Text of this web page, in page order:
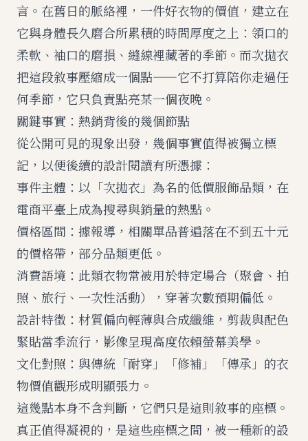
言。在舊日的脈絡裡，一件好衣物的價值，建立在
它與身體長久磨合所累積的時間厚度之上：領口的
柔軟、袖口的磨損、縫線裡藏著的季節。而次拋衣
把這段敘事壓縮成一個點——它不打算陪你走過任
何季節，它只負責點亮某一個夜晚。
關鍵事實：熱銷背後的幾個節點
從公開可見的現象出發，幾個事實值得被獨立標
記，以便後續的設計閱讀有所憑據：
事件主體：以「次拋衣」為名的低價服飾品類，在
電商平臺上成為搜尋與銷量的熱點。
價格區間：據報導，相關單品普遍落在不到五十元
的價格帶，部分品類更低。
消費語境：此類衣物常被用於特定場合（聚會、拍
照、旅行、一次性活動），穿著次數預期偏低。
設計特徵：材質偏向輕薄與合成纖維，剪裁與配色
緊貼當季流行，影像呈現高度依賴螢幕美學。
文化對照：與傳統「耐穿」「修補」「傳承」的衣
物價值觀形成明顯張力。
這幾點本身不含判斷，它們只是這則敘事的座標。
真正值得凝視的，是這些座標之間，被一種新的設